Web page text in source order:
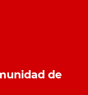
de